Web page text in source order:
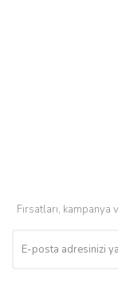
Fırsatları,